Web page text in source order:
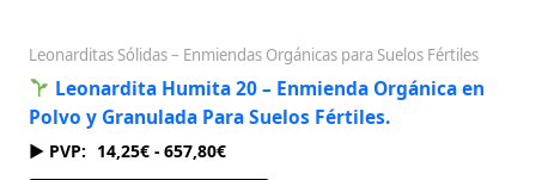
Leonarditas Sólidas – Enmiendas Orgánicas para Suelos Fértiles
Leonardita Humita 20 – Enmienda Orgánica en
Polvo y Granulada Para Suelos Fértiles.
14,25€ - 657,80€